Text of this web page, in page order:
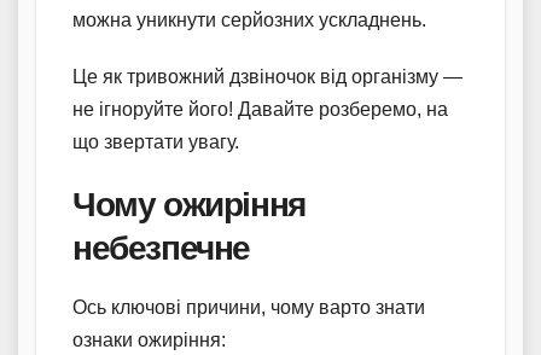
можна уникнути серйозних ускладнень.
Це як тривожний дзвіночок від організму —
не ігноруйте його! Давайте розберемо, на
що звертати увагу.
Чому ожиріння
небезпечне
Ось ключові причини, чому варто знати
ознаки ожиріння: